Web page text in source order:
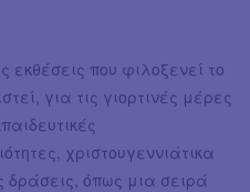
εκθέσεις που φιλοξενεί το
για τις γιορτινές μέρες
χριστουγεννιάτικα
δράσεις, όπως μια σειρά